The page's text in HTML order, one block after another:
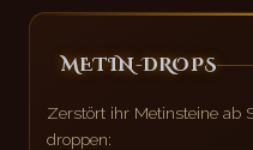
METIN-DROPS
Zerstört ihr Metinsteine ab
droppen: